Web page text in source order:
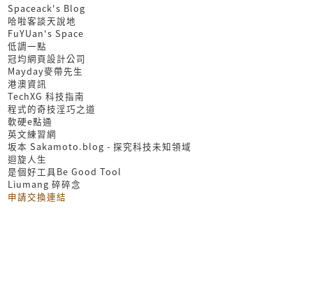
Spaceack's Blog
哈啦客談天說地
FuYUan's Space
低調一點
冠均網頁設計公司
Mayday麥帶先生
港澳資訊
TechXG 科技指南
程式的奇技淫巧之道
軟硬e點通
英文練習網
坂本 Sakamoto.blog - 探究科技未知領域
迴旋人生
是個好工具Be Good Tool
Liumang 碎碎念
申請交換連結